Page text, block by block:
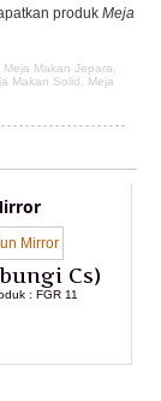
produk Meja
Meja Makan Jepara
Makan Solid
Meja
Cs)
: FGR 11